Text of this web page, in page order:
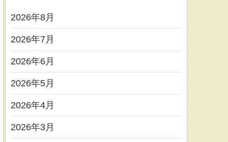
2026年8月
2026年7月
2026年6月
2026年5月
2026年4月
2026年3月